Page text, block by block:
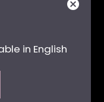
in English